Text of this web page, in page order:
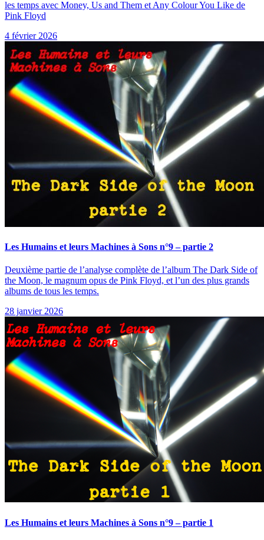
les temps avec Money, Us and Them et Any Colour You Like de
Pink Floyd
4 février 2026
Les Humains et leurs Machines à Sons n°9 – partie 2
Deuxième partie de l’analyse complète de l’album The Dark Side of
the Moon, le magnum opus de Pink Floyd, et l’un des plus grands
albums de tous les temps.
28 janvier 2026
Les Humains et leurs Machines à Sons n°9 – partie 1